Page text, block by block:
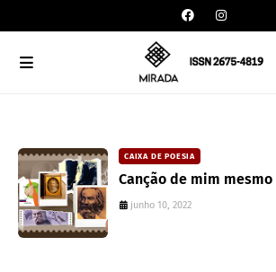
CAIXA DE POESIA
Canção de mim
junho 10, 2022